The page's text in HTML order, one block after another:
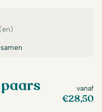
vanaf
€28,50